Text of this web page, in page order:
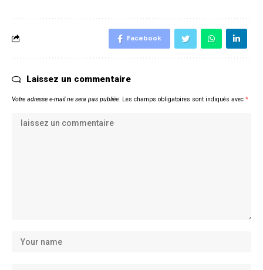
Facebook
Laissez un commentaire
Votre adresse e-mail ne sera pas publiée. Les champs obligatoires sont indiqués avec *